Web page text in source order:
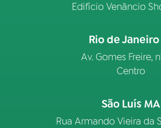
Edifício Venâncio
Rio de Janeiro
Av. Gomes Freire,
Centro
São Luís MA
Rua Armando Vieira da